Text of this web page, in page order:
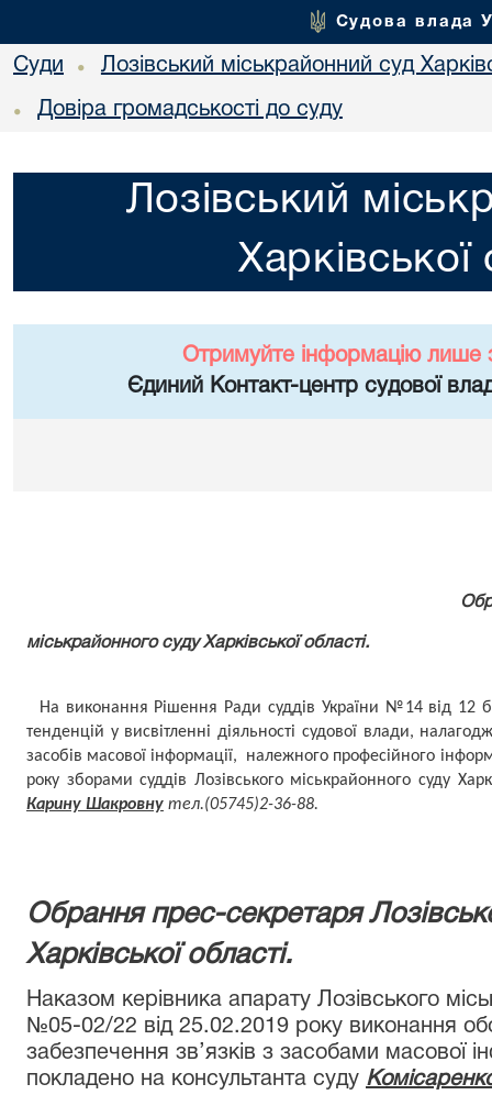
Судова влада
Суди • Лозівський міськрайонний суд
• Довіра громадськості до суду
Лозівський
Харківської
Отримуйте інформацію лише
Єдиний Контакт-центр судової
міськрайонного суду Харківської області.
На виконання Рішення Ради суддів України №14 від 12
тенденцій у висвітленні діяльності судової влади,
засобів масової інформації,
належного професійного
року зборами суддів Лозівського міськрайонного суду
Карину Шакровну тел.(05745)2-36-88.
Обрання прес-секретаря
Харківської області.
Наказом керівника апарату Лозівського
№05-02/22 від 25.02.2019 року виконання
забезпечення зв’язків з засобами масової
покладено на консультанта суду